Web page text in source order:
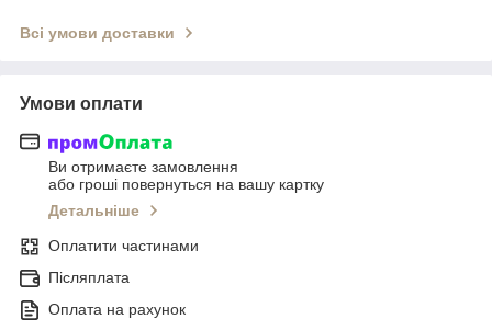
Всі умови доставки
Умови оплати
Ви отримаєте замовлення
або гроші повернуться на вашу картку
Детальніше
Оплатити частинами
Післяплата
Оплата на рахунок